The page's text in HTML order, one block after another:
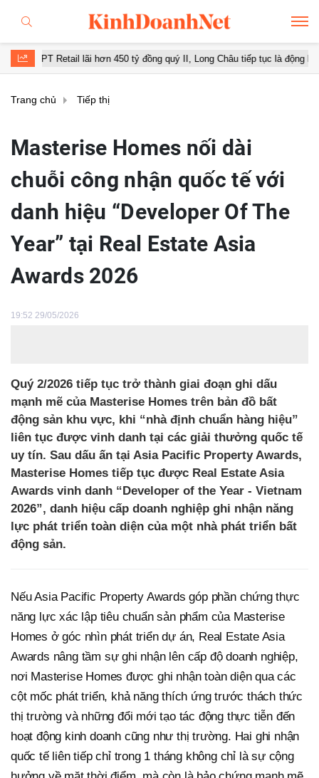
lãi hơn 450 tỷ đồng quý II, Long Châu tiếp tục là động lực chính
Trang chủ Tiếp thị
Masterise Homes nối dài
chuỗi công nhận quốc tế với
danh hiệu “Developer Of The
Year” tại Real Estate Asia
Awards 2026
19:52 29/05/2026
Quý 2/2026 tiếp tục trở thành giai đoạn ghi dấu
mạnh mẽ của Masterise Homes trên bản đồ bất
động sản khu vực, khi “nhà định chuẩn hàng hiệu”
liên tục được vinh danh tại các giải thưởng quốc tế
uy tín. Sau dấu ấn tại Asia Pacific Property Awards,
Masterise Homes tiếp tục được Real Estate Asia
Awards vinh danh “Developer of the Year - Vietnam
2026”, danh hiệu cấp doanh nghiệp ghi nhận năng
lực phát triển toàn diện của một nhà phát triển bất
động sản.
Nếu Asia Pacific Property Awards góp phần chứng thực
năng lực xác lập tiêu chuẩn sản phẩm của Masterise
Homes ở góc nhìn phát triển dự án, Real Estate Asia
Awards nâng tầm sự ghi nhận lên cấp độ doanh nghiệp,
nơi Masterise Homes được ghi nhận toàn diện qua các
cột mốc phát triển, khả năng thích ứng trước thách thức
thị trường và những đổi mới tạo tác động thực tiễn đến
hoạt động kinh doanh cũng như thị trường. Hai ghi nhận
quốc tế liên tiếp chỉ trong 1 tháng không chỉ là sự cộng